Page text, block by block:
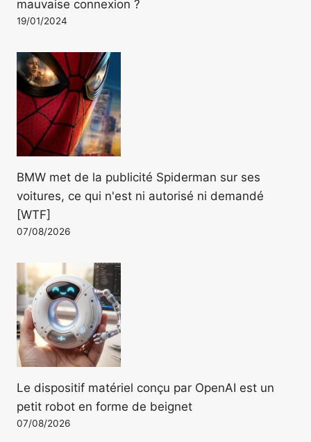
mauvaise connexion ?
19/01/2024
BMW met de la publicité Spiderman sur ses
voitures, ce qui n'est ni autorisé ni demandé
[WTF]
07/08/2026
Le dispositif matériel conçu par OpenAI est un
petit robot en forme de beignet
07/08/2026